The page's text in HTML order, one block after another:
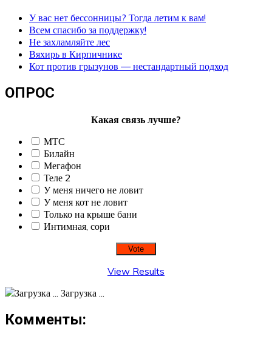
У вас нет бессонницы? Тогда летим к вам!
Всем спасибо за поддержку!
Не захламляйте лес
Вяхирь в Кирпичнике
Кот против грызунов — нестандартный подход
ОПРОС
Какая связь лучше?
МТС
Билайн
Мегафон
Теле 2
У меня ничего не ловит
У меня кот не ловит
Только на крыше бани
Интимная, сори
View Results
Загрузка ...
Комменты: